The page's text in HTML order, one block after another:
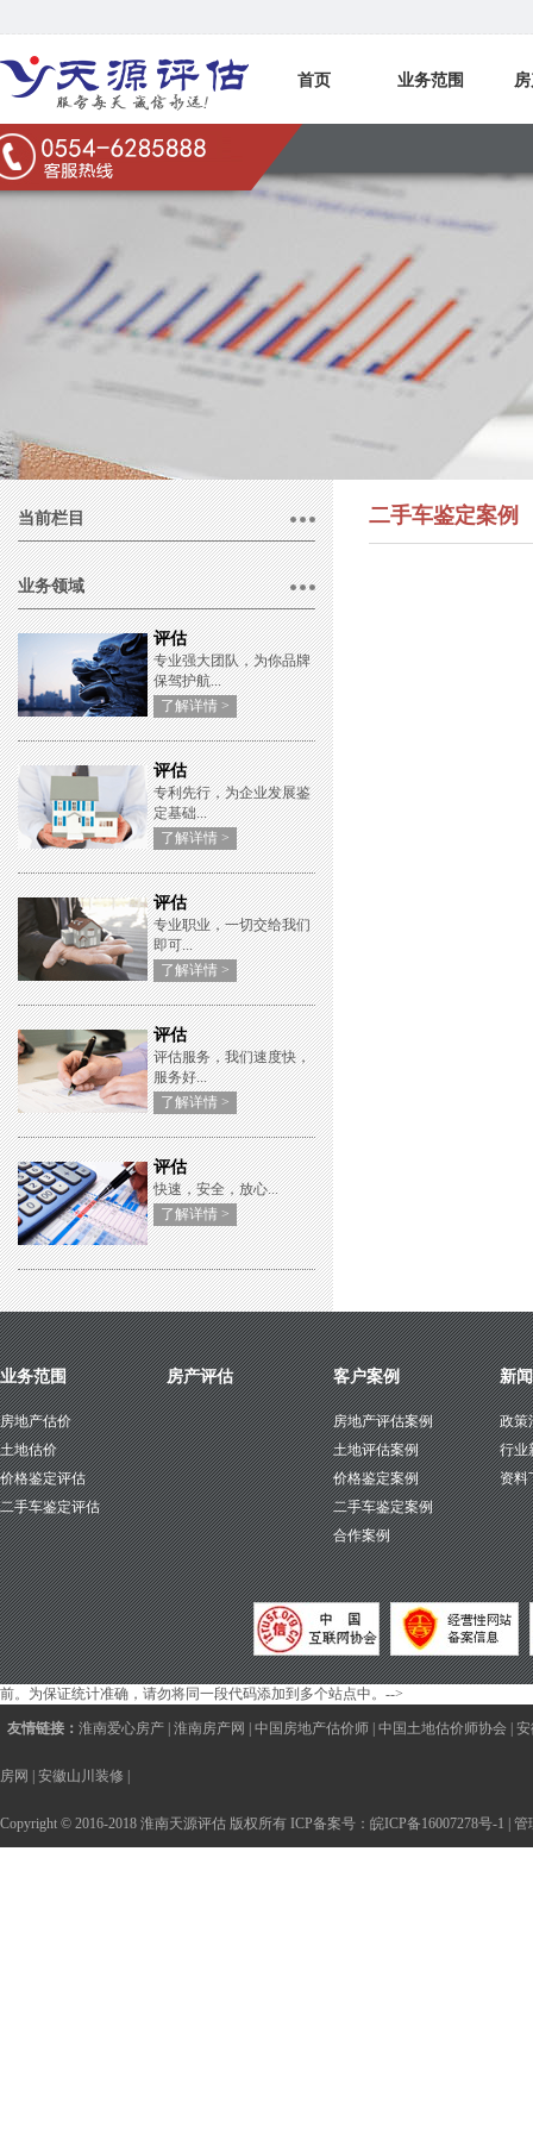
首页 业务范围
联系我们
当前栏目
业务领域
评估
专业强大团队，为你品牌
保驾护航...
了解详情 >
评估
专利先行，为企业发展鉴
定基础...
了解详情 >
评估
专业职业，一切交给我们
即可...
了解详情 >
评估
评估服务，我们速度快，
服务好...
了解详情 >
评估
快速，安全，放心...
了解详情 >
二手车鉴定案例
业务范围
房地产估价
土地估价
价格鉴定评估
二手车鉴定评估
房产评估 客户案例
房地产评估案例
土地评估案例
价格鉴定案例
二手车鉴定案例
合作案例
新
政策
行业
资料
前。为保证统计准确，请勿将同一段代码添加到多个站点中。-->
友情链接： 淮南爱心房产 淮南房产网 中国房地产估价师 中国土地估价师协会
房网 安徽山川装修
Copyright © 2016-2018 淮南天源评估 版权所有 ICP备案号： 皖ICP备16007278号-1 管